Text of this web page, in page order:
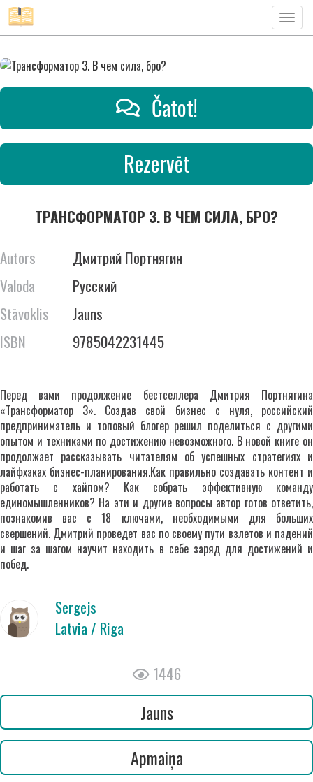
Čatot!
Rezervēt
ТРАНСФОРМАТОР 3. В ЧЕМ СИЛА, БРО?
Autors
Дмитрий Портнягин
Valoda
Русский
Stāvoklis
Jauns
ISBN
9785042231445
Перед вами продолжение бестселлера Дмитрия Портнягина
«Трансформатор 3». Создав свой бизнес с нуля, российский
предприниматель и топовый блогер решил поделиться с другими
опытом и техниками по достижению невозможного. В новой книге он
продолжает рассказывать читателям об успешных стратегиях и
лайфхаках бизнес-планирования.Как правильно создавать контент и
работать с хайпом? Как собрать эффективную команду
единомышленников? На эти и другие вопросы автор готов ответить,
познакомив вас с 18 ключами, необходимыми для больших
свершений. Дмитрий проведет вас по своему пути взлетов и падений
и шаг за шагом научит находить в себе заряд для достижений и
побед.
Sergejs
Latvia / Riga
1446
Jauns
Apmaiņa